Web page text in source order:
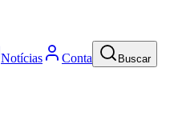
Notícias Conta Buscar